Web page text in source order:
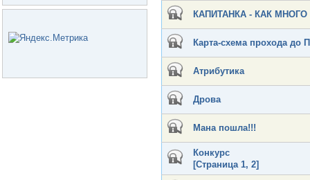
КАПИТАНКА - КАК
Карта-схема прохода до
Атрибутика
Дрова
Мана пошла!!!
Конкурс
[Страница 1, 2]